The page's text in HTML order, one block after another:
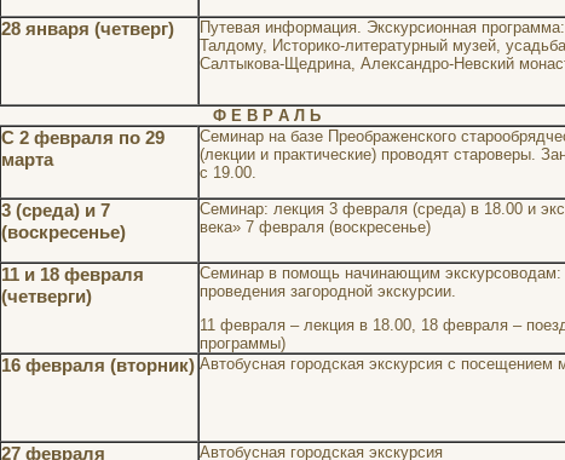
28 января (четверг)
Путевая информация. Экскурсионная
Талдому, Историко-литературный музей,
Салтыкова-Щедрина, Александро-Невский
Ф Е В Р А Л Ь
С 2 февраля по 29
марта
Семинар на базе Преображенского
(лекции и практические) проводят староверы.
с 19.00.
3 (среда) и 7
(воскресенье)
Семинар: лекция 3 февраля (среда) в 18.00 и
века» 7 февраля (воскресенье)
11 и 18 февраля
(четверги)
Семинар в помощь начинающим экскурсоводам:
проведения загородной экскурсии.
11 февраля – лекция в 18.00, 18 февраля –
программы)
16 февраля (вторник) Автобусная городская экскурсия с посещением
27 февраля Автобусная городская экскурсия